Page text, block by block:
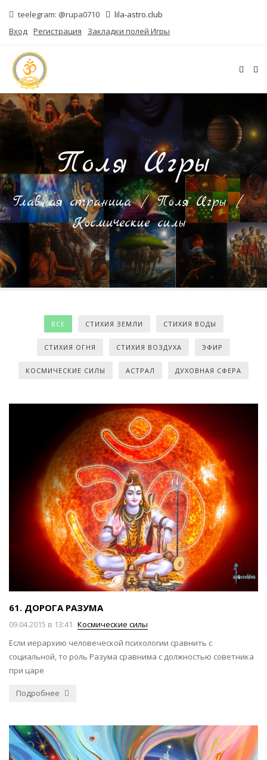
teelegram: @rupa0710
lila-astro.club
Вход Регистрация Закладки полей Игры
Поля Игры
Главная страница /Поля Игры /
Космические силы
ВСЕ СТИХИЯ ЗЕМЛИ СТИХИЯ ВОДЫ
СТИХИЯ ОГНЯ СТИХИЯ ВОЗДУХА ЭФИР
КОСМИЧЕСКИЕ СИЛЫ АСТРАЛ ДУХОВНАЯ СФЕРА
61. ДОРОГА РАЗУМА
09.04.2015 в 13:41 Космические силы
Если иерархию человеческой психологии сравнить с
социальной, то роль Разума сравнима с должностью советника
при царе
Подробнее